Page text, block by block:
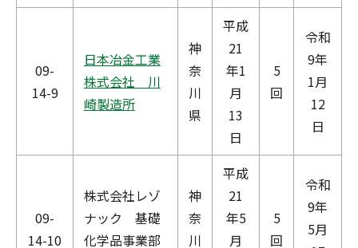
09-
14-9
日本冶金工業
株式会社 川
崎製造所
神
奈
川
県
平成
21
年1
月
13
日
5
回
令和
9年
1月
12
日
09-
14-10
株式会社レゾ
ナック 基礎
化学品事業部
神
奈
川
平成
21
年5
月
5
回
令和
9年
5月